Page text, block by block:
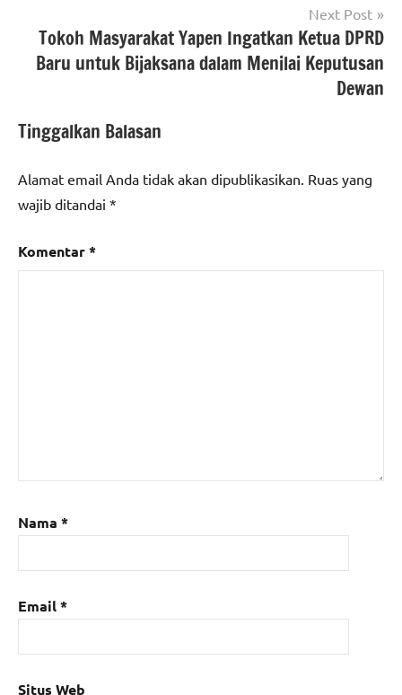
Next Post
Tokoh Masyarakat Yapen Ingatkan Ketua DPRD
Baru untuk Bijaksana dalam Menilai Keputusan
Dewan
Tinggalkan Balasan
Alamat email Anda tidak akan dipublikasikan. Ruas yang
wajib ditandai *
Komentar*
Nama *
Email*
Situs Web